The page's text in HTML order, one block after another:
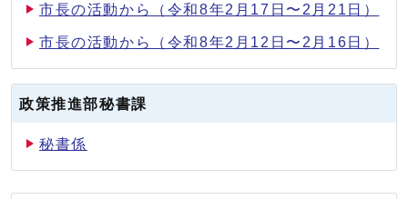
市長の活動から（令和8年2月17日〜2月21日）
市長の活動から（令和8年2月12日〜2月16日）
政策推進部秘書課
秘書係